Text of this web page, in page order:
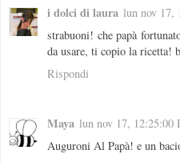
i dolci di laura lun nov 17,
strabuoni! che papà
da usare, ti copio la ricetta!
Rispondi
Maya lun nov 17, 12:25:00
Auguroni Al Papà! e un